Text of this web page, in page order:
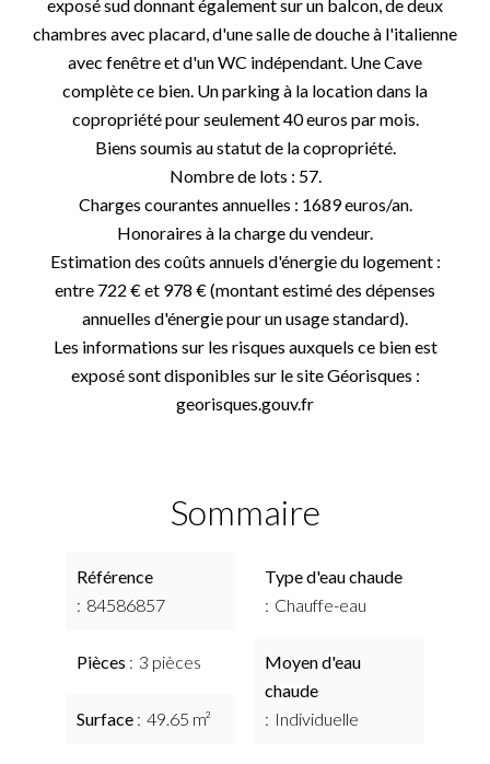
exposé sud donnant également sur un balcon, de deux
chambres avec placard, d'une salle de douche à l'italienne
avec fenêtre et d'un WC indépendant. Une Cave
complète ce bien. Un parking à la location dans la
copropriété pour seulement 40 euros par mois.
Biens soumis au statut de la copropriété.
Nombre de lots : 57.
Charges courantes annuelles : 1689 euros/an.
Honoraires à la charge du vendeur.
Estimation des coûts annuels d'énergie du logement :
entre 722 € et 978 € (montant estimé des dépenses
annuelles d'énergie pour un usage standard).
Les informations sur les risques auxquels ce bien est
exposé sont disponibles sur le site Géorisques :
georisques.gouv.fr
Sommaire
Référence
84586857
Pièces 3 pièces
Surface 49.65 m²
Type d'eau chaude
Chauffe-eau
Moyen d'eau
chaude
Individuelle